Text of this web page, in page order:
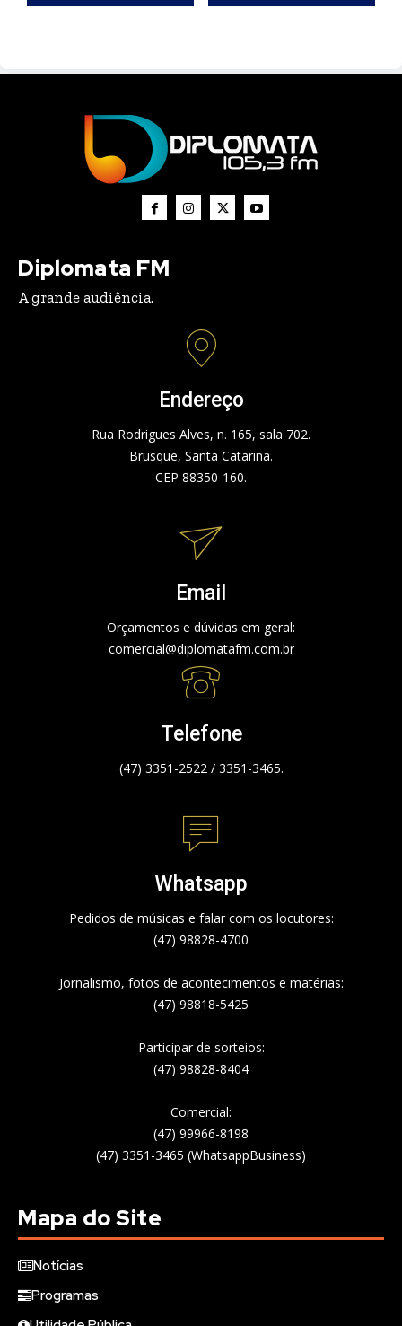
Diplomata FM
A grande audiência.
Endereço
Rua Rodrigues Alves, n. 165, sala 702.
Brusque, Santa Catarina.
CEP 88350-160.
Email
Orçamentos e dúvidas em geral:
comercial@diplomatafm.com.br
Telefone
(47) 3351-2522 / 3351-3465.
Whatsapp
Pedidos de músicas e falar com os locutores:
(47) 98828-4700
Jornalismo, fotos de acontecimentos e matérias:
(47) 98818-5425
Participar de sorteios:
(47) 98828-8404
Comercial:
(47) 99966-8198
(47) 3351-3465 (WhatsappBusiness)
Mapa do Site
Notícias
Programas